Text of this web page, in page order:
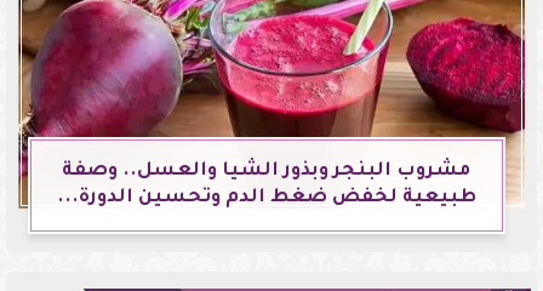
مشروب البنجر وبذور الشيا والعسل.. وصفة
طبيعية لخفض ضغط الدم وتحسين الدورة...